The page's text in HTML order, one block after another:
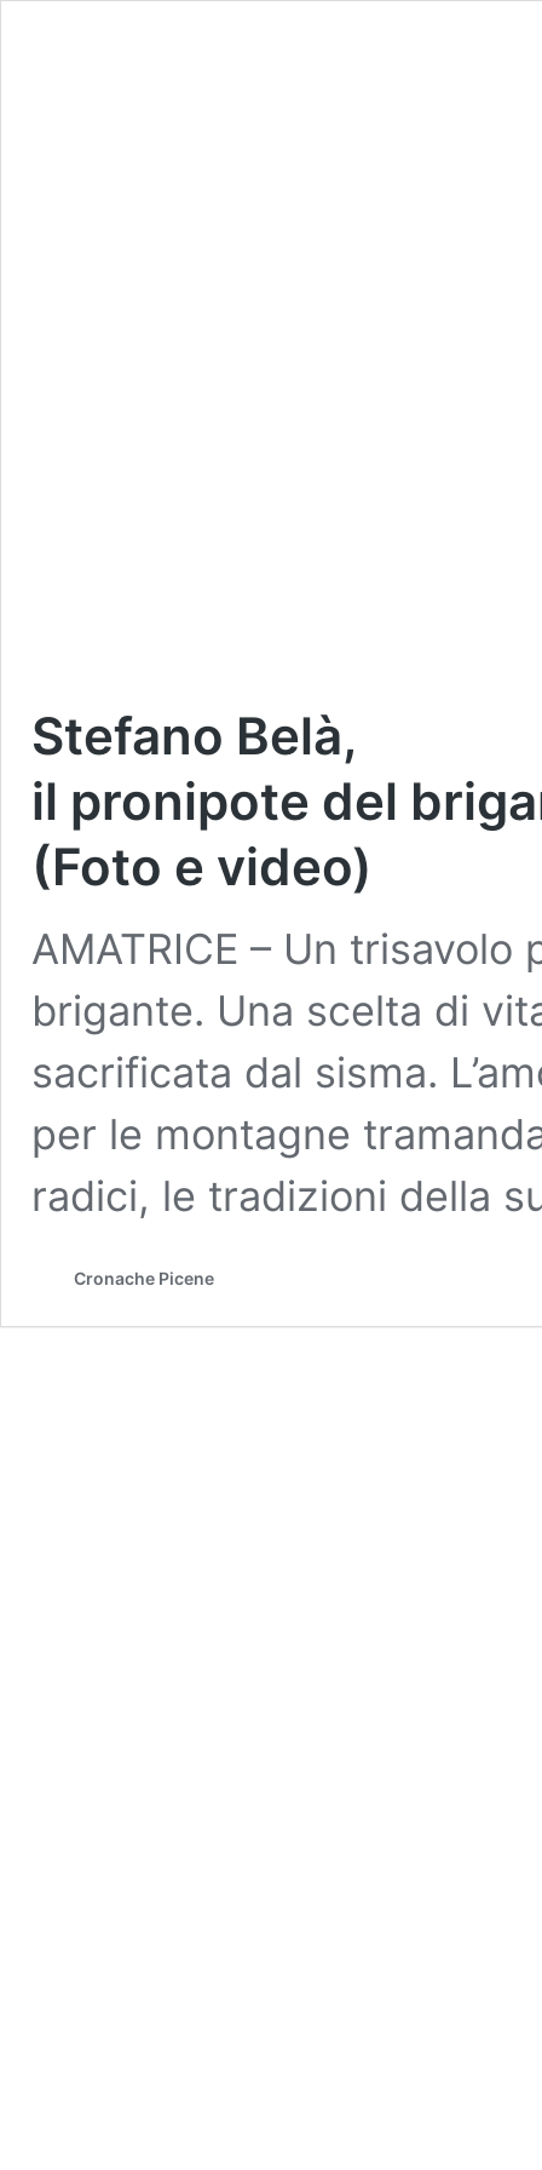
Stefano Belà,
il pronipote del
(Foto e video)
AMATRICE – Un
brigante. Una scelta di
sacrificata dal sisma.
per le montagne
radici, le tradizioni della
Cronache Picene